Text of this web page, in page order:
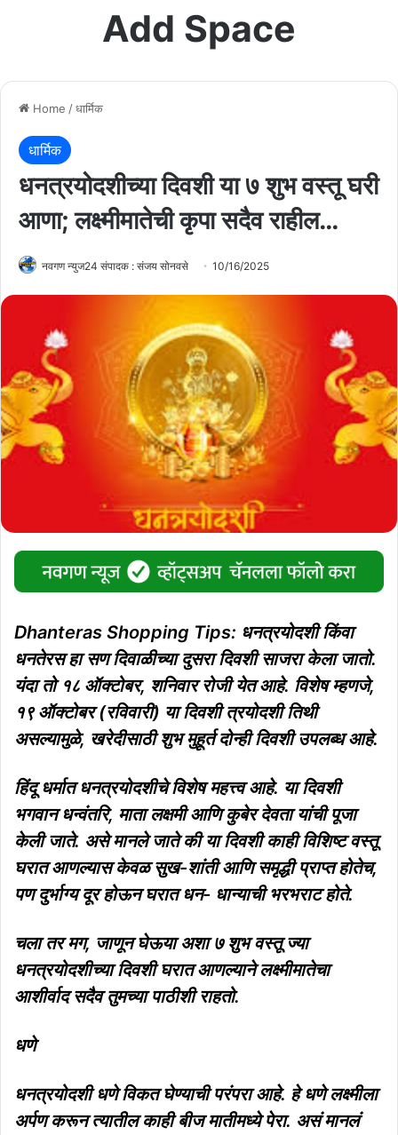
Add Space
Home /धार्मिक
धार्मिक
धनत्रयोदशीच्या दिवशी या ७ शुभ वस्तू घरी
आणा; लक्ष्मीमातेची कृपा सदैव राहील…
नवगण न्युज24 संपादक : संजय सोनवसे 10/16/2025
Dhanteras Shopping Tips: धनत्रयोदशी किंवा
धनतेरस हा सण दिवाळीच्या दुसरा दिवशी साजरा केला जातो.
यंदा तो १८ ऑक्टोबर, शनिवार रोजी येत आहे. विशेष म्हणजे,
१९ ऑक्टोबर (रविवारी) या दिवशी त्रयोदशी तिथी
असल्यामुळे, खरेदीसाठी शुभ मुहूर्त दोन्ही दिवशी उपलब्ध आहे.
हिंदू धर्मात धनत्रयोदशीचे विशेष महत्त्व आहे. या दिवशी
भगवान धन्वंतरि, माता लक्षमी आणि कुबेर देवता यांची पूजा
केली जाते. असे मानले जाते की या दिवशी काही विशिष्ट वस्तू
घरात आणल्यास केवळ सुख-शांती आणि समृद्धी प्राप्त होतेच,
पण दुर्भाग्य दूर होऊन घरात धन- धान्याची भरभराट होते.
चला तर मग, जाणून घेऊया अशा ७ शुभ वस्तू ज्या
धनत्रयोदशीच्या दिवशी घरात आणल्याने लक्ष्मीमातेचा
आशीर्वाद सदैव तुमच्या पाठीशी राहतो.
धणे
धनत्रयोदशी धणे विकत घेण्याची परंपरा आहे. हे धणे लक्ष्मीला
अर्पण करून त्यातील काही बीज मातीमध्ये पेरा. असं मानलं